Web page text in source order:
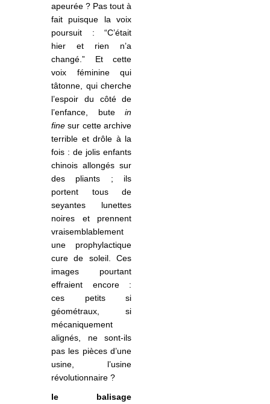
apeurée ? Pas tout à
fait puisque la voix
poursuit : “C’était
hier et rien n’a
changé.” Et cette
voix féminine qui
tâtonne, qui cherche
l’espoir du côté de
l’enfance, butein
fine sur cette archive
terrible et drôle à la
fois : de jolis enfants
chinois allongés sur
des pliants ; ils
portent tous de
seyantes lunettes
noires et prennent
vraisemblablement
une prophylactique
cure de soleil. Ces
images pourtant
effraient encore :
ces petits si
géométraux, si
mécaniquement
alignés, ne sont-ils
pas les pièces d’une
usine, l’usine
révolutionnaire ?
le balisage